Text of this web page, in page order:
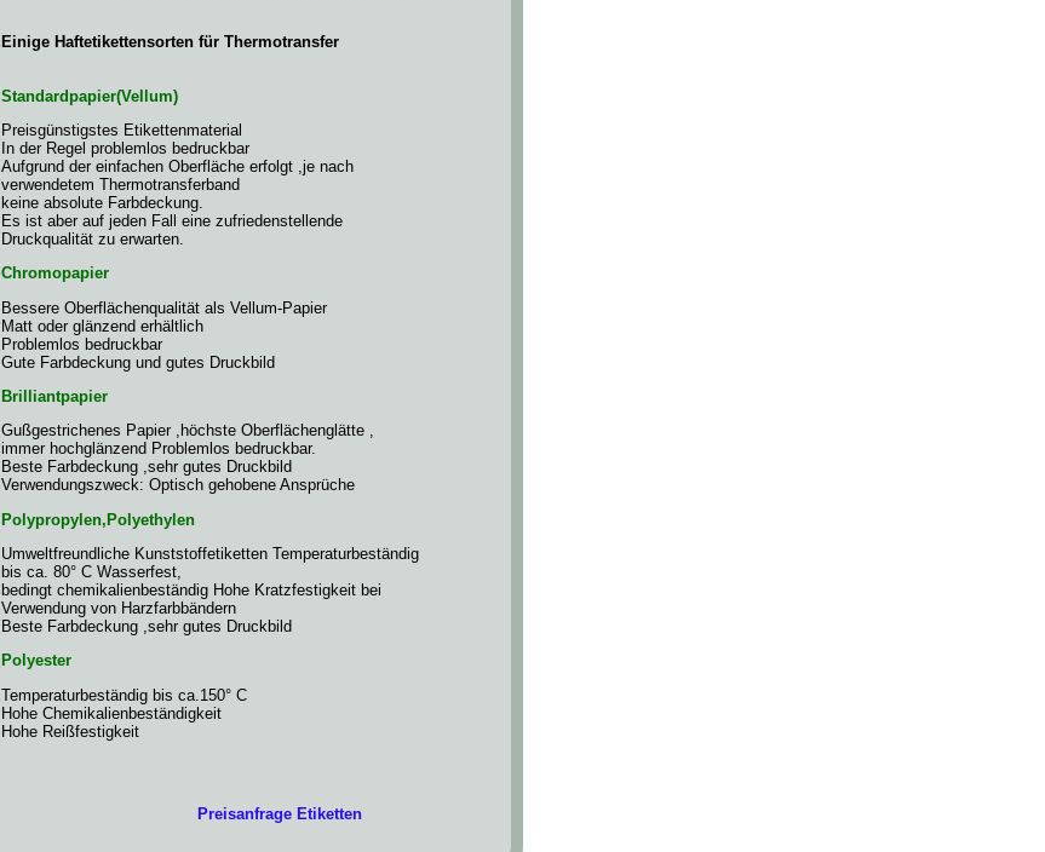
Einige Haftetikettensorten für Thermotransfer
Standardpapier(Vellum)
Preisgünstigstes Etikettenmaterial
In der Regel problemlos bedruckbar
Aufgrund der einfachen Oberfläche erfolgt ,je nach
verwendetem Thermotransferband
keine absolute Farbdeckung.
Es ist aber auf jeden Fall eine zufriedenstellende
Druckqualität zu erwarten.
Chromopapier
Bessere Oberflächenqualität als Vellum-Papier
Matt oder glänzend erhältlich
Problemlos bedruckbar
Gute Farbdeckung und gutes Druckbild
Brilliantpapier
Gußgestrichenes Papier ,höchste Oberflächenglätte ,
immer hochglänzend Problemlos bedruckbar.
Beste Farbdeckung ,sehr gutes Druckbild
Verwendungszweck: Optisch gehobene Ansprüche
Polypropylen,Polyethylen
Umweltfreundliche Kunststoffetiketten Temperaturbeständig
bis ca. 80° C Wasserfest,
bedingt chemikalienbeständig Hohe Kratzfestigkeit bei
Verwendung von Harzfarbbändern
Beste Farbdeckung ,sehr gutes Druckbild
Polyester
Temperaturbeständig bis ca.150° C
Hohe Chemikalienbeständigkeit
Hohe Reißfestigkeit
Preisanfrage Etiketten